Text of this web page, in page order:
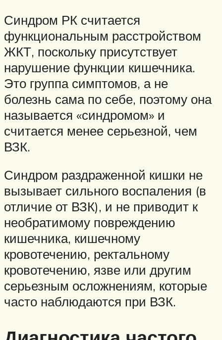
Синдром РК считается
функциональным расстройством
ЖКТ, поскольку присутствует
нарушение функции кишечника.
Это группа симптомов, а не
болезнь сама по себе, поэтому она
называется «синдромом» и
считается менее серьезной, чем
ВЗК.
Синдром раздраженной кишки не
вызывает сильного воспаления (в
отличие от ВЗК), и не приводит к
необратимому повреждению
кишечника, кишечному
кровотечению, ректальному
кровотечению, язве или другим
серьезным осложнениям, которые
часто наблюдаются при ВЗК.